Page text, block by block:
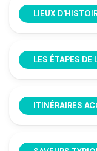
LIEUX
LES ÉTAPES DE
ITINÉRAIRES